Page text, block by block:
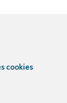
cookies